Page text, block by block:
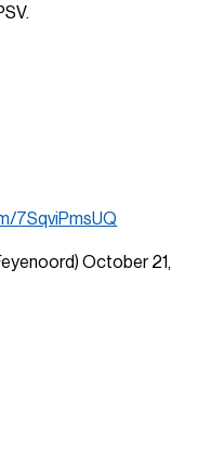
7SqviPmsUQ
October 21,